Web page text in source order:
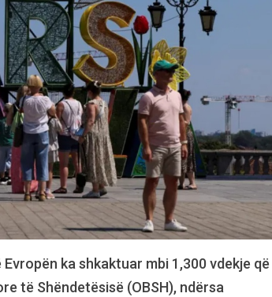
ka shkaktuar mbi 1,300 vdekje që
të Shëndetësisë (OBSH), ndërsa